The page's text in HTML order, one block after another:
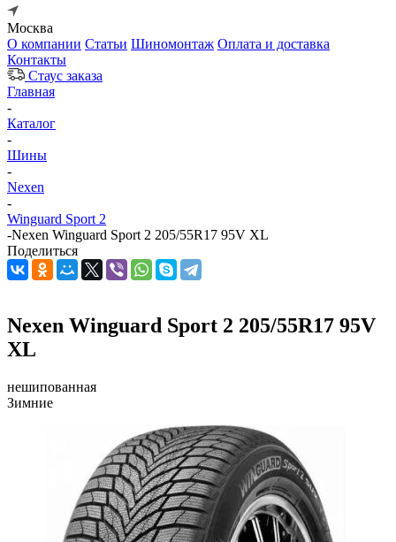
Москва
О компании Статьи Шиномонтаж Оплата и доставка
Контакты
Стаус заказа
Главная
-
Каталог
-
Шины
-
Nexen
-
Winguard Sport 2
-Nexen Winguard Sport 2 205/55R17 95V XL
Поделиться
Nexen Winguard Sport 2 205/55R17 95V
XL
нешипованная
Зимние